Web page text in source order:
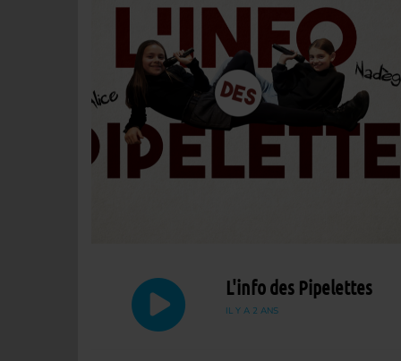
L'info des Pipelettes
IL Y A 2 ANS